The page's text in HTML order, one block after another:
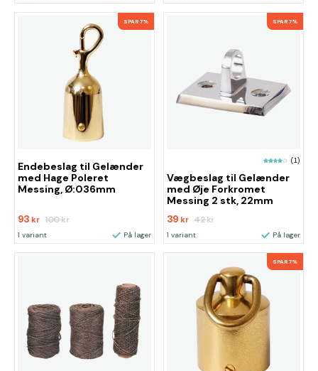
SPAR 7%
Endebeslag til Gelænder
med Hage Poleret
Messing, Ø:036mm
93 kr 100kr
1 variant På lager
SPAR 7%
(1)
Vægbeslag til Gelænder
med Øje Forkromet
Messing 2 stk, 22mm
39 kr 42kr
1 variant På lager
SPAR 7%